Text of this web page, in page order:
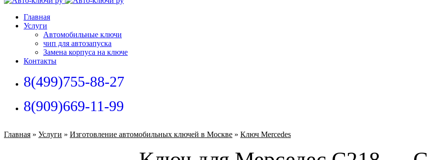
Главная
Услуги
Автомобильные ключи
чип для автозапуска
Замена корпуса на ключе
Контакты
8(499)755-88-27
8(909)669-11-99
Главная » Услуги » Изготовление автомобильных ключей в Москве » Ключ Mercedes